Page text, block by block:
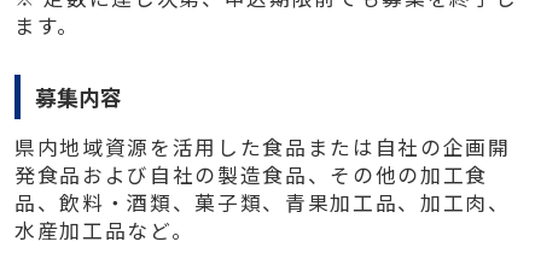
ます。
募集内容
県内地域資源を活用した食品または自社の企画開
発食品および自社の製造食品、その他の加工食
品、飲料・酒類、菓子類、青果加工品、加工肉、
水産加工品など。